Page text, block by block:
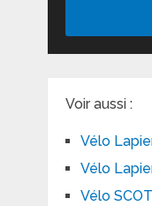
Voir aussi :
Vélo
Vélo
Vélo